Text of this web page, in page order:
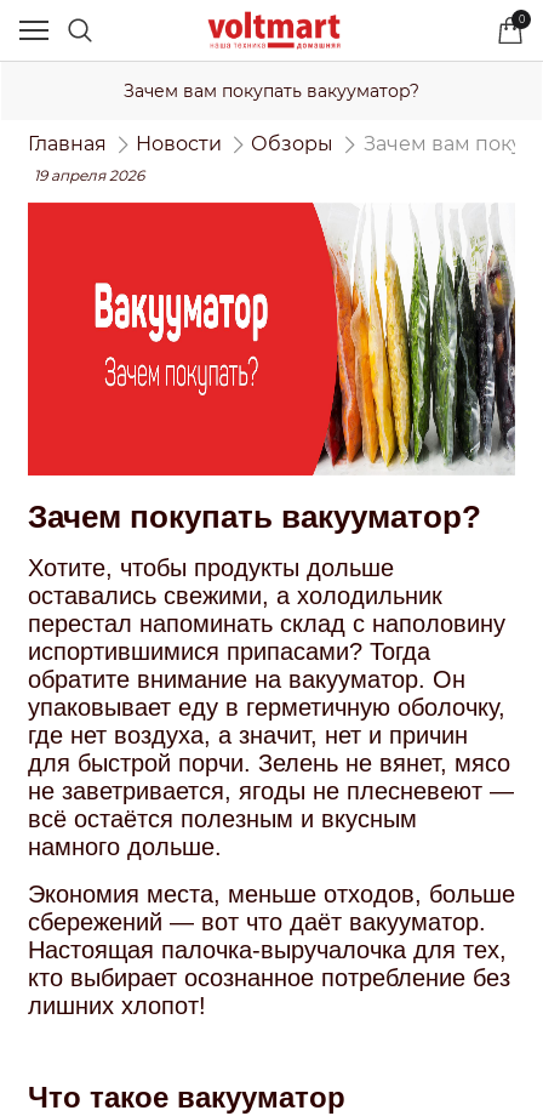
0
Зачем вам покупать вакууматор?
Главная Новости Обзоры Зачем вам
19 апреля 2026
Зачем покупать вакууматор?
Хотите, чтобы продукты дольше
оставались свежими, а холодильник
перестал напоминать склад с наполовину
испортившимися припасами? Тогда
обратите внимание на вакууматор. Он
упаковывает еду в герметичную оболочку,
где нет воздуха, а значит, нет и причин
для быстрой порчи. Зелень не вянет, мясо
не заветривается, ягоды не плесневеют —
всё остаётся полезным и вкусным
намного дольше.
Экономия места, меньше отходов, больше
сбережений — вот что даёт вакууматор.
Настоящая палочка‑выручалочка для тех,
кто выбирает осознанное потребление без
лишних хлопот!
Что такое вакууматор